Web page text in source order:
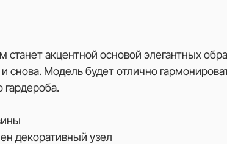
станет акцентной основой элегантных
и снова. Модель будет отлично
гардероба.
декоративный узел